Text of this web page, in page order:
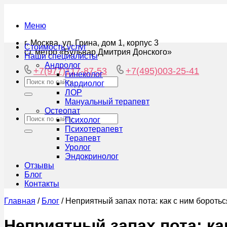
Меню
г. Москва, ул. Грина, дом 1, корпус 3
ст. метро «Бульвар Дмитрия Донского»
+7(977)117-87-53 +7(495)003-25-41
Стоимость услуг
Наши специалисты
Андролог
Гинеколог
Кардиолог
ЛОР
Мануальный терапевт
Остеопат
Психолог
Психотерапевт
Терапевт
Уролог
Эндокринолог
Отзывы
Блог
Контакты
Главная / Блог / Неприятный запах пота: как с ним